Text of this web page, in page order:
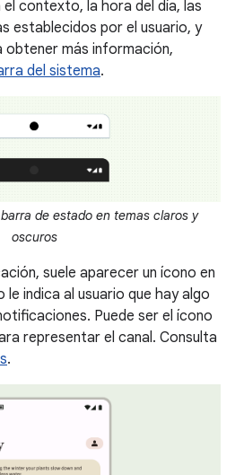
contexto, la hora del día, las
establecidos por el usuario, y
más información,
del sistema.
de estado en temas claros y
oscuros
suele aparecer un ícono en
indica al usuario que hay algo
Puede ser el ícono
representar el canal. Consulta
.